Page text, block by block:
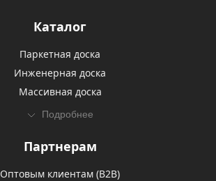
Каталог
Паркетная доска
Инженерная доска
Массивная доска
Подробнее
Партнерам
Оптовым клиентам (В2В)